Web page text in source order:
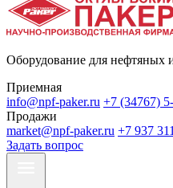
Оборудование для нефтяных
Приемная
info@npf-paker.ru +7 (34767)
Продажи
market@npf-paker.ru +7 937
Задать вопрос